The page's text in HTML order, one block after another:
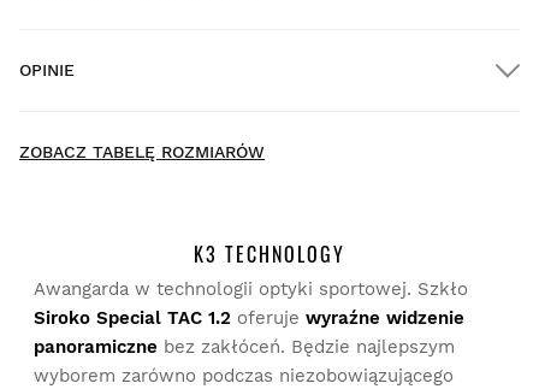
Przymierz produkty spokojnie i wygodnie w domu. Na
dokonanie zwrotu masz 30 dni od momentu dostarczenia
zamówienia.
OPINIE
ZOBACZ TABELĘ ROZMIARÓW
K3 TECHNOLOGY
Awangarda w technologii optyki sportowej. Szkło
Siroko Special TAC 1.2 oferuje wyraźne widzenie
panoramiczne bez zakłóceń. Będzie najlepszym
wyborem zarówno podczas niezobowiązującego